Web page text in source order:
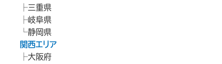
三重県
岐阜県
静岡県
関西エリア
大阪府